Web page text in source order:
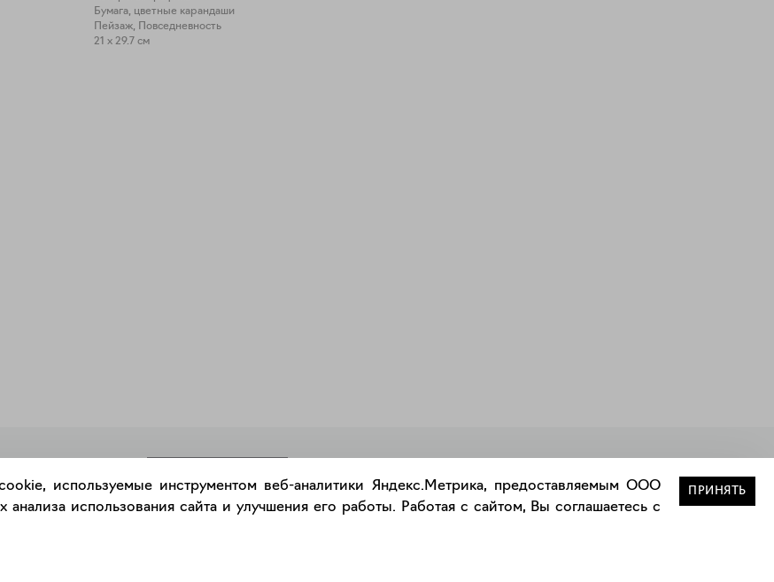
Бумага, цветные карандаши
Пейзаж, Повседневность
21 x 29.7 см
используемые инструментом веб-аналитики Яндекс.Метрика, предоставляемым ООО
использования сайта и улучшения его работы. Работая с сайтом, Вы соглашаетесь с
ПРИНЯТЬ